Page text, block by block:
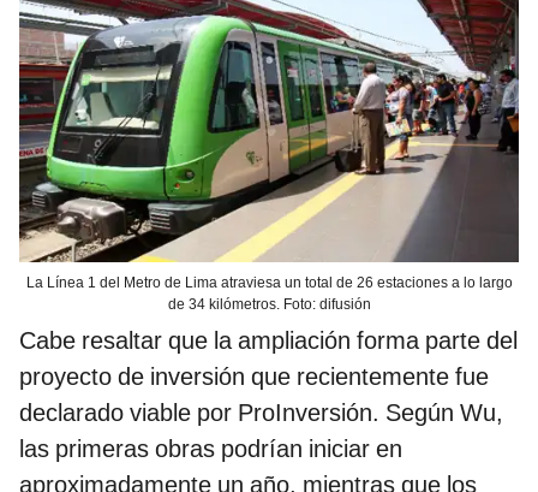
La Línea 1 del Metro de Lima atraviesa un total de 26 estaciones a lo largo
de 34 kilómetros. Foto: difusión
Cabe resaltar que la ampliación forma parte del
proyecto de inversión que recientemente fue
declarado viable por ProInversión. Según Wu,
las primeras obras podrían iniciar en
aproximadamente un año, mientras que los